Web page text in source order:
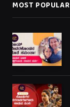
MOST POPULAR